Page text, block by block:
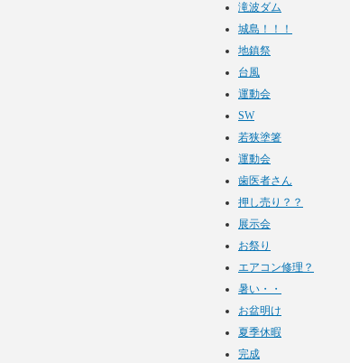
滝波ダム
城島！！！
地鎮祭
台風
運動会
SW
若狭塗箸
運動会
歯医者さん
押し売り？？
展示会
お祭り
エアコン修理？
暑い・・
お盆明け
夏季休暇
完成